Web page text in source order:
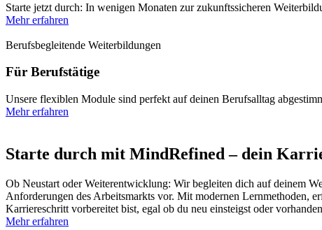
Starte jetzt durch: In wenigen Monaten zur zukunftssicheren
Mehr erfahren
Berufsbegleitende Weiterbildungen
Für Berufstätige
Unsere flexiblen Module sind perfekt auf deinen Berufsalltag
Mehr erfahren
Starte durch mit MindRefined – dein
Ob Neustart oder Weiterentwicklung: Wir begleiten dich auf deinem
Anforderungen des Arbeitsmarkts vor. Mit modernen Lernmethoden,
Karriereschritt vorbereitet bist, egal ob du neu einsteigst oder
Mehr erfahren